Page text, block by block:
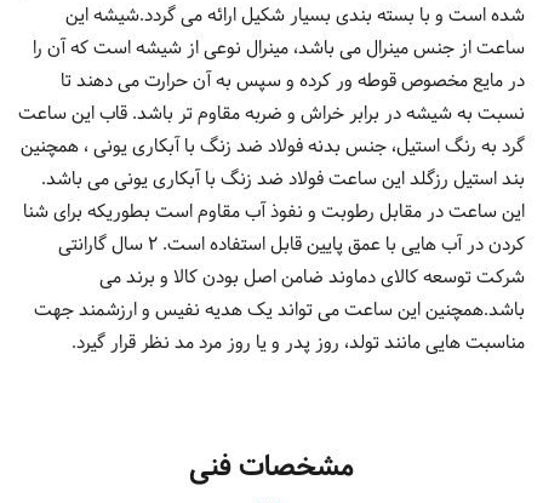
شده است و با بسته بندی بسیار شکیل ارائه می گردد.شیشه این
ساعت از جنس مینرال می باشد، مینرال نوعی از شیشه است که آن را
در مایع مخصوص قوطه ور کرده و سپس به آن حرارت می دهند تا
نسبت به شیشه در برابر خراش و ضربه مقاوم تر باشد. قاب این ساعت
گرد به رنگ استیل، جنس بدنه فولاد ضد زنگ با آبکاری یونی ، همچنین
بند استیل رزگلد این ساعت فولاد ضد زنگ با آبکاری یونی می باشد.
این ساعت در مقابل رطوبت و نفوذ آب مقاوم است بطوریکه برای شنا
کردن در آب هایی با عمق پایین قابل استفاده است. 2 سال گارانتی
شرکت توسعه کالای دماوند ضامن اصل بودن کالا و برند می
باشد.همچنین این ساعت می تواند یک هدیه نفیس و ارزشمند جهت
مناسبت هایی مانند تولد، روز پدر و یا روز مرد مد نظر قرار گیرد.
مشخصات فنی